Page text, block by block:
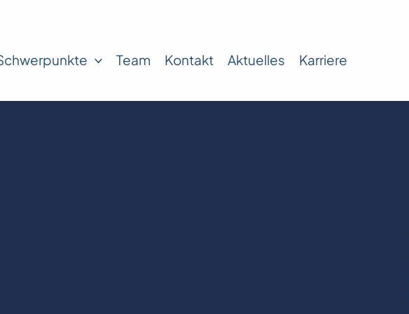
Team Kontakt Aktuelles Karriere